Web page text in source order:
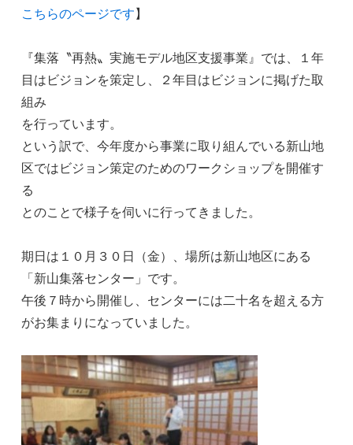
こちらのページです】
『集落〝再熱〟実施モデル地区支援事業』では、１年
目はビジョンを策定し、２年目はビジョンに掲げた取
組み
を行っています。
という訳で、今年度から事業に取り組んでいる新山地
区ではビジョン策定のためのワークショップを開催す
る
とのことで様子を伺いに行ってきました。
期日は１０月３０日（金）、場所は新山地区にある
「新山集落センター」です。
午後７時から開催し、センターには二十名を超える方
がお集まりになっていました。